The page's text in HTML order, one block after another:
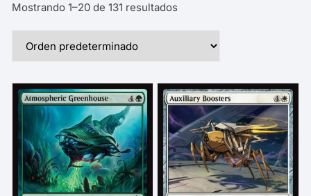
Mostrando 1–20 de 131 resultados